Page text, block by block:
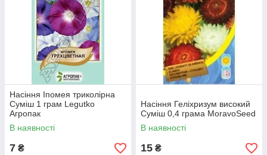
Насіння Іпомея триколірна
Суміш 1 грам Legutko
Агропак
В наявності
7 ₴
Насіння Геліхризум високий
Суміш 0,4 грама MoravoSeed
В наявності
15 ₴